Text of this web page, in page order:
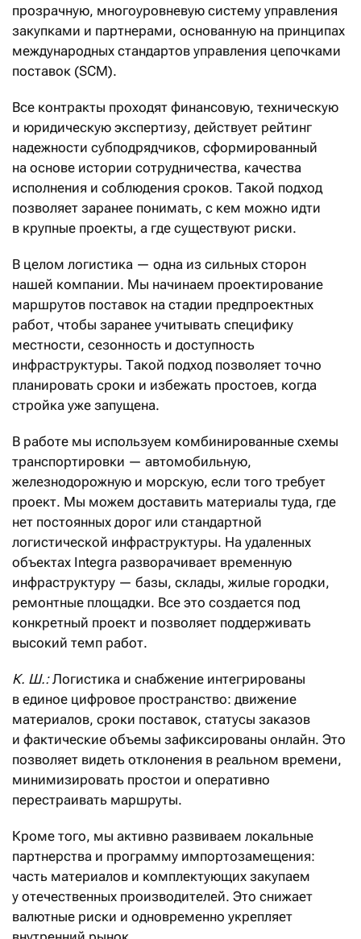
прозрачную, многоуровневую систему управления
закупками и партнерами, основанную на принципах
международных стандартов управления цепочками
поставок (SCM).
Все контракты проходят финансовую, техническую
и юридическую экспертизу, действует рейтинг
надежности субподрядчиков, сформированный
на основе истории сотрудничества, качества
исполнения и соблюдения сроков. Такой подход
позволяет заранее понимать, с кем можно идти
в крупные проекты, а где существуют риски.
В целом логистика — одна из сильных сторон
нашей компании. Мы начинаем проектирование
маршрутов поставок на стадии предпроектных
работ, чтобы заранее учитывать специфику
местности, сезонность и доступность
инфраструктуры. Такой подход позволяет точно
планировать сроки и избежать простоев, когда
стройка уже запущена.
В работе мы используем комбинированные схемы
транспортировки — автомобильную,
железнодорожную и морскую, если того требует
проект. Мы можем доставить материалы туда, где
нет постоянных дорог или стандартной
логистической инфраструктуры. На удаленных
объектах Integra разворачивает временную
инфраструктуру — базы, склады, жилые городки,
ремонтные площадки. Все это создается под
конкретный проект и позволяет поддерживать
высокий темп работ.
К. Ш.:Логистика и снабжение интегрированы
в единое цифровое пространство: движение
материалов, сроки поставок, статусы заказов
и фактические объемы зафиксированы онлайн. Это
позволяет видеть отклонения в реальном времени,
минимизировать простои и оперативно
перестраивать маршруты.
Кроме того, мы активно развиваем локальные
партнерства и программу импортозамещения:
часть материалов и комплектующих закупаем
у отечественных производителей. Это снижает
валютные риски и одновременно укрепляет